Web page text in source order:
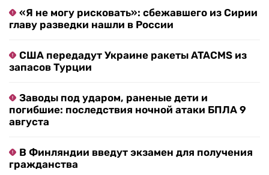
«Я не могу рисковать»: сбежавшего из Сирии
главу разведки нашли в России
США передадут Украине ракеты ATACMS из
запасов Турции
Заводы под ударом, раненые дети и
погибшие: последствия ночной атаки БПЛА 9
августа
В Финляндии введут экзамен для получения
гражданства